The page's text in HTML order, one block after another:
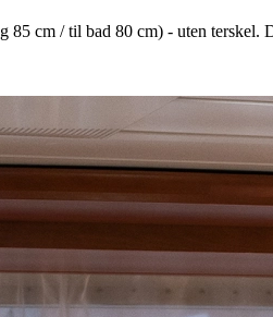
cm / til bad 80 cm) - uten terskel.